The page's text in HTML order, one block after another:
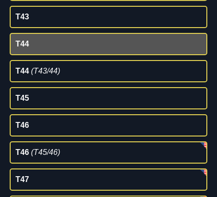
T43
T44
T44 (T43/44)
T45
T46
T46 (T45/46)
T47